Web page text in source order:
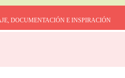
DOCUMENTACIÓN E INSPIRACIÓN